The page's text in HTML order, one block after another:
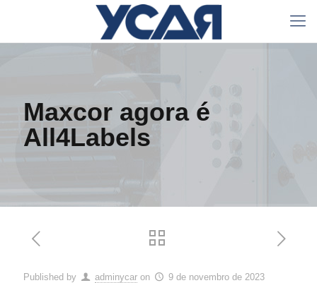
Maxcor agora é
All4Labels
Published by adminycar on 9 de novembro de 2023